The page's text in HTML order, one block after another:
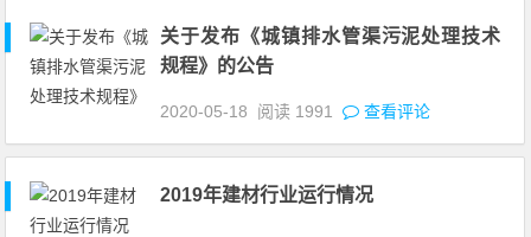
关于发布《城镇排水管渠污泥处理技术
规程》的公告
2020-05-18 阅读 1991 查看评论
2019年建材行业运行情况